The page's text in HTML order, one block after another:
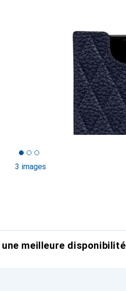
3 images
meilleure disponibilité